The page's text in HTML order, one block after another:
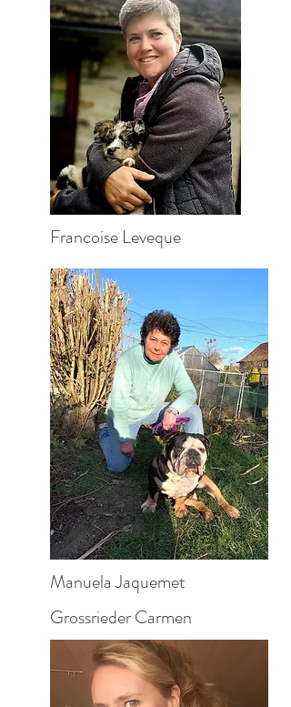
Francoise Leveque
Manuela Jaquemet
Grossrieder Carmen